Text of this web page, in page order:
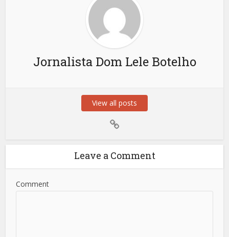
Jornalista Dom Lele Botelho
View all posts
Leave a Comment
Comment